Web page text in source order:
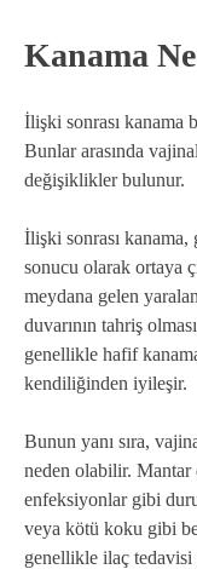
Kanama
İlişki sonrası kanama
Bunlar arasında
değişiklikler bulunur.
İlişki sonrası
sonucu olarak ortaya
meydana gelen
duvarının tahriş
genellikle hafif
kendiliğinden iyileşir.
Bunun yanı sıra,
neden olabilir. Mantar
enfeksiyonlar gibi
veya kötü koku gibi
genellikle ilaç tedavisi